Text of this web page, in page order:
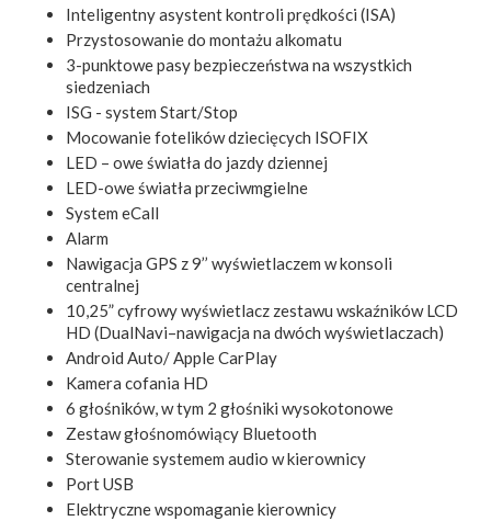
Inteligentny asystent kontroli prędkości (ISA)
Przystosowanie do montażu alkomatu
3-punktowe pasy bezpieczeństwa na wszystkich
siedzeniach
ISG - system Start/Stop
Mocowanie fotelików dziecięcych ISOFIX
LED – owe światła do jazdy dziennej
LED-owe światła przeciwmgielne
System eCall
Alarm
Nawigacja GPS z 9’’ wyświetlaczem w konsoli
centralnej
10,25” cyfrowy wyświetlacz zestawu wskaźników LCD
HD (DualNavi–nawigacja na dwóch wyświetlaczach)
Android Auto/ Apple CarPlay
Kamera cofania HD
6 głośników, w tym 2 głośniki wysokotonowe
Zestaw głośnomówiący Bluetooth
Sterowanie systemem audio w kierownicy
Port USB
Elektryczne wspomaganie kierownicy